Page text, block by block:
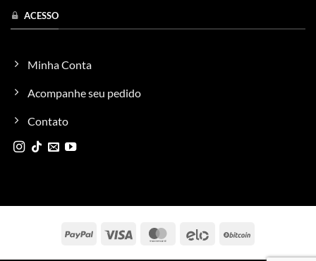
ACESSO
Minha Conta
Acompanhe seu pedido
Contato
PayPal Visa MasterCard
Elo